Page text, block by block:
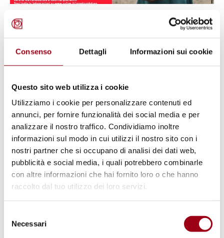
Consenso Dettagli Informazioni sui cookie
Questo sito web utilizza i cookie
Utilizziamo i cookie per personalizzare contenuti ed
annunci, per fornire funzionalità dei social media e per
analizzare il nostro traffico. Condividiamo inoltre
informazioni sul modo in cui utilizzi il nostro sito con i
nostri partner che si occupano di analisi dei dati web,
pubblicità e social media, i quali potrebbero combinarle
con altre informazioni che hai fornito loro o che hanno
raccolto dal tuo utilizzo dei loro servizi.
delNecessari
DIRITTI UMANI
Reclutamento volontari per la
campagna Oxfam di raccolta fondi
14.11.2020